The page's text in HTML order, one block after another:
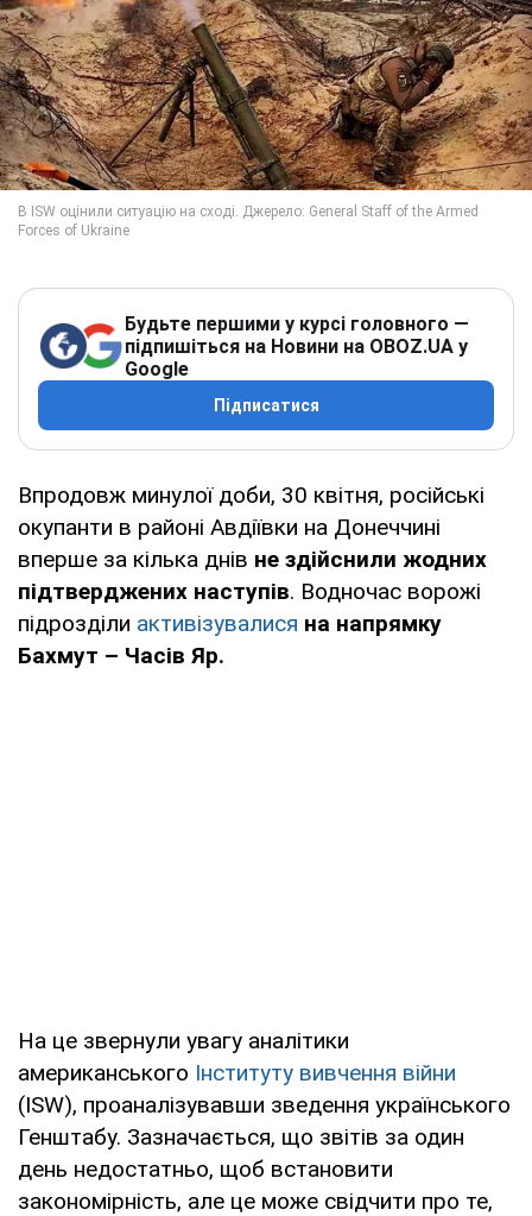
Будьте першими у курсі головного —
підпишіться на Новини на OBOZ.UA у
Google
Підписатися
Впродовж минулої доби, 30 квітня, російські
окупанти в районі Авдіївки на Донеччині
вперше за кілька днів не здійснили жодних
підтверджених наступів. Водночас ворожі
підрозділи активізувалися на напрямку
Бахмут – Часів Яр.
На це звернули увагу аналітики
американського Інституту вивчення війни
(ISW), проаналізувавши зведення українського
Генштабу. Зазначається, що звітів за один
день недостатньо, щоб встановити
закономірність, але це може свідчити про те,